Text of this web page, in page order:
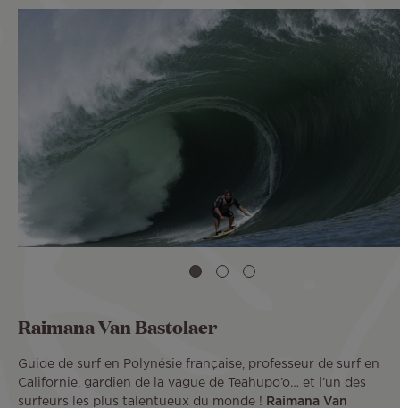
Raimana Van Bastolaer
Guide de surf en Polynésie française, professeur de surf en
Californie, gardien de la vague de Teahupo’o… et l’un des
surfeurs les plus talentueux du monde !
Raimana Van